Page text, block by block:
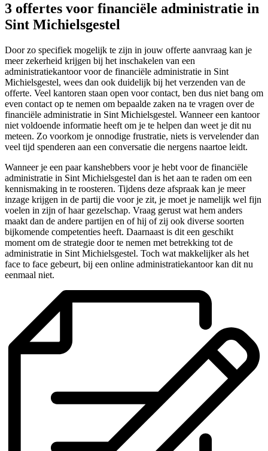
3 offertes voor financiële administratie in
Sint Michielsgestel
Door zo specifiek mogelijk te zijn in jouw offerte aanvraag kan je
meer zekerheid krijgen bij het inschakelen van een
administratiekantoor voor de financiële administratie in Sint
Michielsgestel, wees dan ook duidelijk bij het verzenden van de
offerte. Veel kantoren staan open voor contact, ben dus niet bang om
even contact op te nemen om bepaalde zaken na te vragen over de
financiële administratie in Sint Michielsgestel. Wanneer een kantoor
niet voldoende informatie heeft om je te helpen dan weet je dit nu
meteen. Zo voorkom je onnodige frustratie, niets is vervelender dan
veel tijd spenderen aan een conversatie die nergens naartoe leidt.
Wanneer je een paar kanshebbers voor je hebt voor de financiële
administratie in Sint Michielsgestel dan is het aan te raden om een
kennismaking in te roosteren. Tijdens deze afspraak kan je meer
inzage krijgen in de partij die voor je zit, je moet je namelijk wel fijn
voelen in zijn of haar gezelschap. Vraag gerust wat hem anders
maakt dan de andere partijen en of hij of zij ook diverse soorten
bijkomende competenties heeft. Daarnaast is dit een geschikt
moment om de strategie door te nemen met betrekking tot de
administratie in Sint Michielsgestel. Toch wat makkelijker als het
face to face gebeurt, bij een online administratiekantoor kan dit nu
eenmaal niet.